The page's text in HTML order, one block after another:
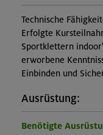
Technische
Erfolgte
Sportklettern
erworbene
Einbinden und
Ausrüstung:
Benötigte